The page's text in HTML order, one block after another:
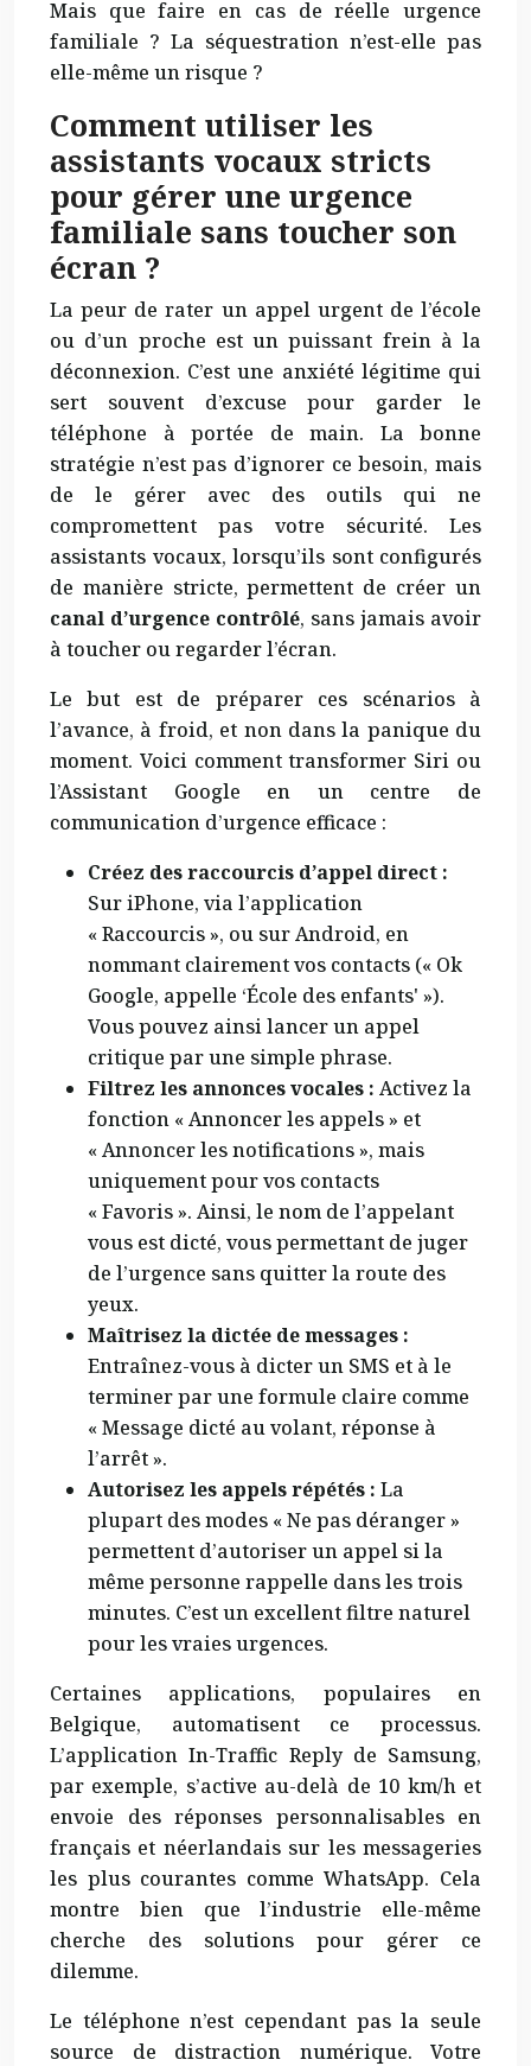
Mais que faire en cas de réelle urgence
familiale ? La séquestration n’est-elle pas
elle-même un risque ?
Comment utiliser les
assistants vocaux stricts
pour gérer une urgence
familiale sans toucher son
écran ?
La peur de rater un appel urgent de l’école
ou d’un proche est un puissant frein à la
déconnexion. C’est une anxiété légitime qui
sert souvent d’excuse pour garder le
téléphone à portée de main. La bonne
stratégie n’est pas d’ignorer ce besoin, mais
de le gérer avec des outils qui ne
compromettent pas votre sécurité. Les
assistants vocaux, lorsqu’ils sont configurés
de manière stricte, permettent de créer un
canal d’urgence contrôlé, sans jamais avoir
à toucher ou regarder l’écran.
Le but est de préparer ces scénarios à
l’avance, à froid, et non dans la panique du
moment. Voici comment transformer Siri ou
l’Assistant Google en un centre de
communication d’urgence efficace :
Créez des raccourcis d’appel direct :
Sur iPhone, via l’application
« Raccourcis », ou sur Android, en
nommant clairement vos contacts (« Ok
Google, appelle ‘École des enfants' »).
Vous pouvez ainsi lancer un appel
critique par une simple phrase.
Filtrez les annonces vocales : Activez la
fonction « Annoncer les appels » et
« Annoncer les notifications », mais
uniquement pour vos contacts
« Favoris ». Ainsi, le nom de l’appelant
vous est dicté, vous permettant de juger
de l’urgence sans quitter la route des
yeux.
Maîtrisez la dictée de messages :
Entraînez-vous à dicter un SMS et à le
terminer par une formule claire comme
« Message dicté au volant, réponse à
l’arrêt ».
Autorisez les appels répétés : La
plupart des modes « Ne pas déranger »
permettent d’autoriser un appel si la
même personne rappelle dans les trois
minutes. C’est un excellent filtre naturel
pour les vraies urgences.
Certaines applications, populaires en
Belgique, automatisent ce processus.
L’application In-Traffic Reply de Samsung,
par exemple, s’active au-delà de 10 km/h et
envoie des réponses personnalisables en
français et néerlandais sur les messageries
les plus courantes comme WhatsApp. Cela
montre bien que l’industrie elle-même
cherche des solutions pour gérer ce
dilemme.
Le téléphone n’est cependant pas la seule
source de distraction numérique. Votre